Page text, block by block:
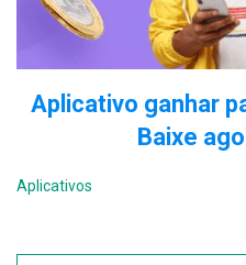
Aplicativo ganhar
Baixe
Aplicativos